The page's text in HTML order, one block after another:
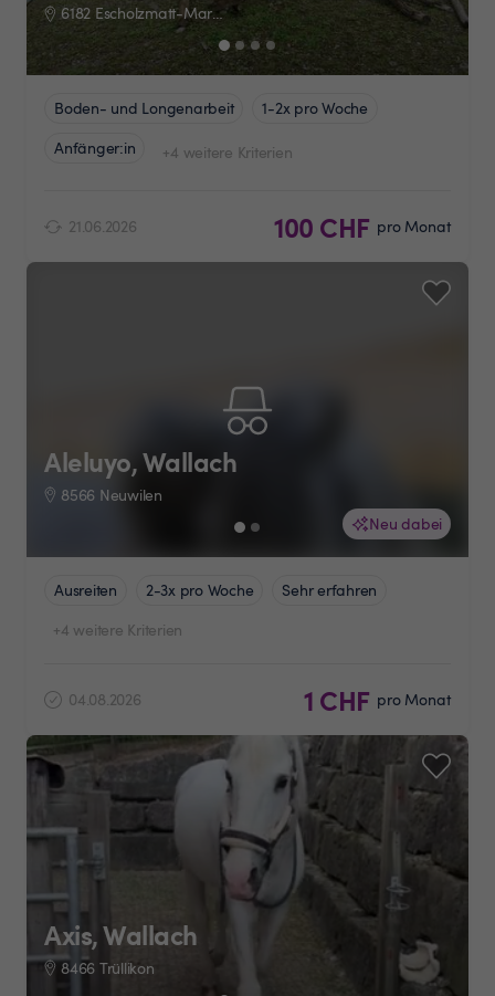
6182 Escholzmatt-Marbach
Boden- und Longenarbeit
1-2x pro Woche
Anfänger:in
+4 weitere Kriterien
21.06.2026 100 CHF pro Monat
Neu dabei
Aleluyo, Wallach
8566 Neuwilen
Ausreiten 2-3x pro Woche
Sehr erfahren
+4 weitere Kriterien
04.08.2026 1 CHF pro Monat
Axis, Wallach
8466 Trüllikon